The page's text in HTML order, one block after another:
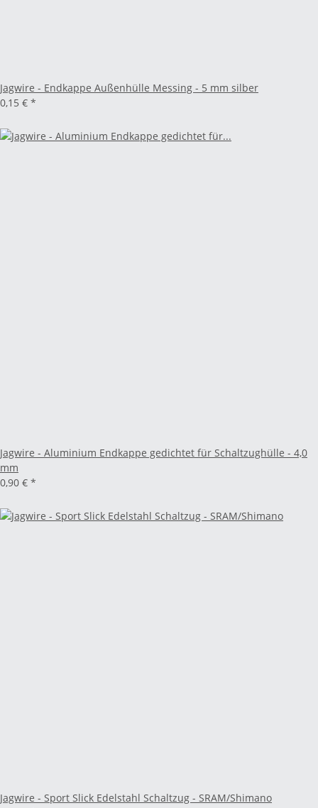
Jagwire - Endkappe Außenhülle Messing - 5 mm silber
0,15 € *
Jagwire - Aluminium Endkappe gedichtet für Schaltzughülle - 4,0
mm
0,90 € *
Jagwire - Sport Slick Edelstahl Schaltzug - SRAM/Shimano